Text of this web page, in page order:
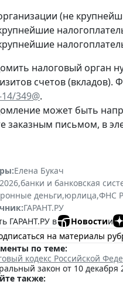
(не
налоговый орган
счетов
349@.
может быть
заказным письмом, в
Елена Букач
2026,банки и банковская
деньги,юрлица,ФНС
ГАРАНТ.РУ
ГАРАНТ.РУ в
Новостии
на материалы
по теме:
кодекс Российской
закон от 10 декабря
также: